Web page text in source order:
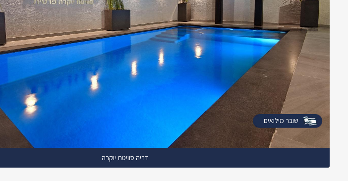
דריה סוויטת יוקרה
שובר מילואים